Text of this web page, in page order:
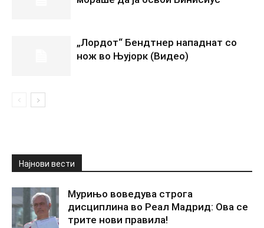
„Лордот“ Бендтнер нападнат со
нож во Њујорк (Видео)
Најнови вести
Мурињо воведува строга
дисциплина во Реал Мадрид: Ова се
трите нови правила!